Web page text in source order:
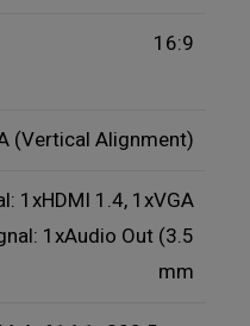
16:9
(Vertical Alignment)
1xHDMI 1.4, 1xVGA
1xAudio Out (3.5
mm